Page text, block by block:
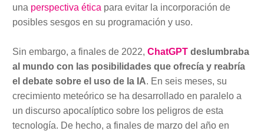
una perspectiva ética para evitar la incorporación de
posibles sesgos en su programación y uso.
Sin embargo, a finales de 2022, ChatGPT deslumbraba
al mundo con las posibilidades que ofrecía y reabría
el debate sobre el uso de la IA. En seis meses, su
crecimiento meteórico se ha desarrollado en paralelo a
un discurso apocalíptico sobre los peligros de esta
tecnología. De hecho, a finales de marzo del año en